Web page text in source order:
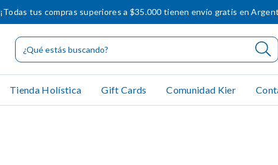
¡Todas tus compras superiores a $35.000 tienen envío gratis en
Tienda Holística Gift Cards Comunidad Kier